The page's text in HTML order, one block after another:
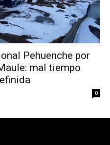
Pehuenche por
mal tiempo
0